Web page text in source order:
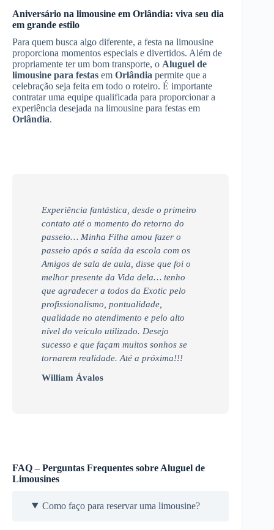
Aniversário na limousine em Orlândia: viva seu dia
em grande estilo
Para quem busca algo diferente, a festa na limousine
proporciona momentos especiais e divertidos. Além de
propriamente ter um bom transporte, o Aluguel de
limousine para festas em Orlândia permite que a
celebração seja feita em todo o roteiro. É importante
contratar uma equipe qualificada para proporcionar a
experiência desejada na limousine para festas em
Orlândia.
Experiência fantástica, desde o primeiro
contato até o momento do retorno do
passeio… Minha Filha amou fazer o
passeio após a saída da escola com os
Amigos de sala de aula, disse que foi o
melhor presente da Vida dela… tenho
que agradecer a todos da Exotic pelo
profissionalismo, pontualidade,
qualidade no atendimento e pelo alto
nível do veículo utilizado. Desejo
sucesso e que façam muitos sonhos se
tornarem realidade. Até a próxima!!!
William Ávalos
FAQ – Perguntas Frequentes sobre Aluguel de
Limousines
Como faço para reservar uma limousine?